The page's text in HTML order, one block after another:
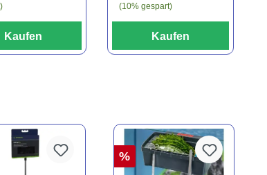
Kaufen
(10% gespart)
Kaufen
%